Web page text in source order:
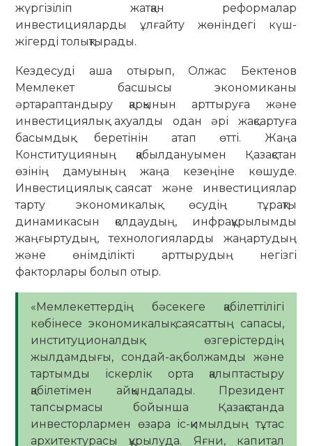
жүргізіліп жатқан реформалар
инвестицияларды ұлғайту жөніндегі күш-
жігерді толықтырады.
Кездесуді аша отырып, Олжас Бектенов
Мемлекет басшысы экономиканы
әртараптандыру қарқынын арттыруға және
инвестициялық ахуалды одан әрі жақсартуға
басымдық беретінін атап өтті. Жаңа
Конституцияның қабылдануымен Қазақстан
өзінің дамуының жаңа кезеңіне көшуде.
Инвестициялық саясат және инвестициялар
тарту экономикалық өсудің тұрақты
динамикасын қолдаудың, инфрақұрылымды
жаңғыртудың, технологияларды жаңартудың
және өнімділікті арттырудың негізгі
факторлары болып отыр.
«Мемлекеттердің бәсекеге қабілеттілігі
көбінесе экономикалық саясаттың сапасы,
институционалдық өзгерістердің
жылдамдығы, сондай-ақ болжамды және
тартымды іскерлік орта қалыптастыру
қабілетімен айқындалады. Президент
тапсырмасы бойынша Қазақстанда
инвесторлармен өзара іс-қимылдың тұтас
архитектурасы құрылуда. Яғни, капитал